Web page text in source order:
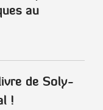
au
de Soly-
!